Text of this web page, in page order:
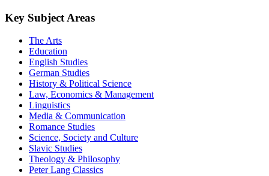
Key Subject Areas
The Arts
Education
English Studies
German Studies
History & Political Science
Law, Economics & Management
Linguistics
Media & Communication
Romance Studies
Science, Society and Culture
Slavic Studies
Theology & Philosophy
Peter Lang Classics